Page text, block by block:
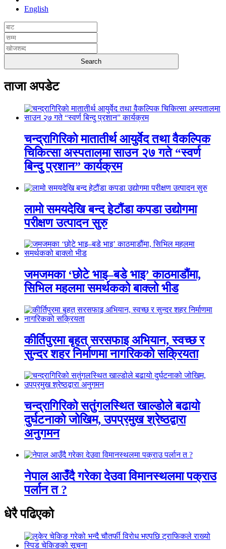
English
ताजा अपडेट
चन्द्रागिरिकाे मातातीर्थ आयुर्वेद तथा वैकल्पिक
चिकित्सा अस्पतालमा साउन २७ गते “स्वर्ण
बिन्दु प्रशान” कार्यक्रम
लामो समयदेखि बन्द हेटौंडा कपडा उद्योगमा
परीक्षण उत्पादन सुरु
जमजमका ‘छोटे भाइ–बडे भाइ’ काठमाडौंमा,
सिभिल महलमा समर्थकको बाक्लो भीड
कीर्तिपुरमा बृहत् सरसफाइ अभियान, स्वच्छ र
सुन्दर शहर निर्माणमा नागरिकको सक्रियता
चन्द्रागिरिको सतुंगलस्थित खाल्डोले बढायो
दुर्घटनाको जोखिम, उपप्रमुख श्रेष्ठद्वारा
अनुगमन
नेपाल आउँदै गरेका देउवा विमानस्थलमा पक्राउ
पर्लान त ?
धेरै पढिएको